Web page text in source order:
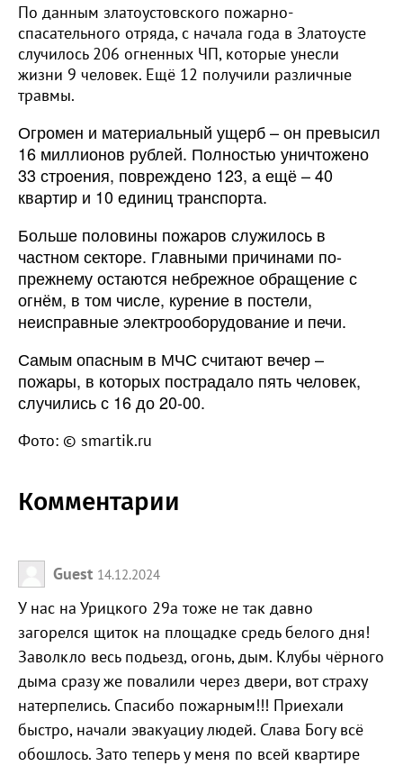
По данным златоустовского пожарно-
спасательного отряда, с начала года в Златоусте
случилось 206 огненных ЧП, которые унесли
жизни 9 человек. Ещё 12 получили различные
травмы.
Огромен и материальный ущерб – он превысил
16 миллионов рублей. Полностью уничтожено
33 строения, повреждено 123, а ещё – 40
квартир и 10 единиц транспорта.
Больше половины пожаров служилось в
частном секторе. Главными причинами по-
прежнему остаются небрежное обращение с
огнём, в том числе, курение в постели,
неисправные электрооборудование и печи.
Самым опасным в МЧС считают вечер –
пожары, в которых пострадало пять человек,
случились с 16 до 20-00.
Фото: © smartik.ru
Комментарии
Guest 14.12.2024
У нас на Урицкого 29а тоже не так давно
загорелся щиток на площадке средь белого дня!
Заволкло весь подьезд, огонь, дым. Клубы чёрного
дыма сразу же повалили через двери, вот страху
натерпелись. Спасибо пожарным!!! Приехали
быстро, начали эвакуациу людей. Слава Богу всё
обошлось. Зато теперь у меня по всей квартире